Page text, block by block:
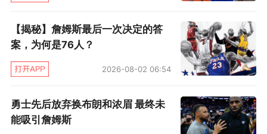
【揭秘】詹姆斯最后一次决定的答
案，为何是76人？
2026-08-02 06:54
勇士先后放弃换布朗和浓眉 最终未
能吸引詹姆斯